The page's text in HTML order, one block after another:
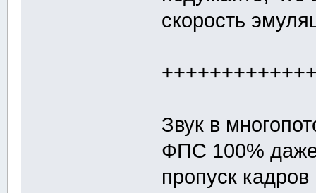
скорость
Звук в
ФПС 100% даже
пропуск кадров